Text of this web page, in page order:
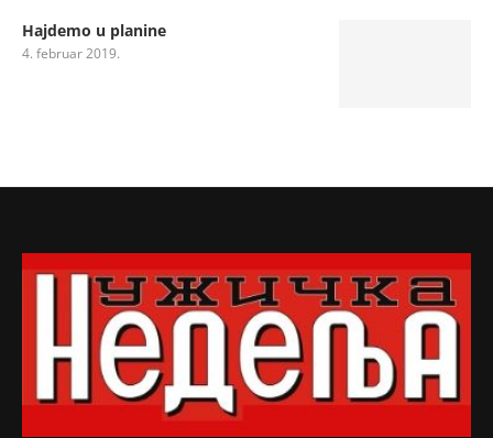
Hajdemo u planine
4. februar 2019.